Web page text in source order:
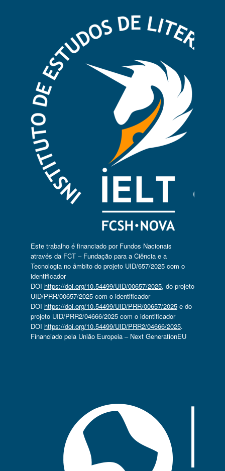
Este trabalho é financiado por Fundos Nacionais
através da FCT – Fundação para a Ciência e a
Tecnologia no âmbito do projeto UID/657/2025 com o
identificador
DOI https://doi.org/10.54499/UID/00657/2025, do projeto
UID/PRR/00657/2025 com o identificador
DOI https://doi.org/10.54499/UID/PRR/00657/2025e do
projeto UID/PRR2/04666/2025 com o identificador
DOI https://doi.org/10.54499/UID/PRR2/04666/2025.
Financiado pela União Europeia – Next GenerationEU